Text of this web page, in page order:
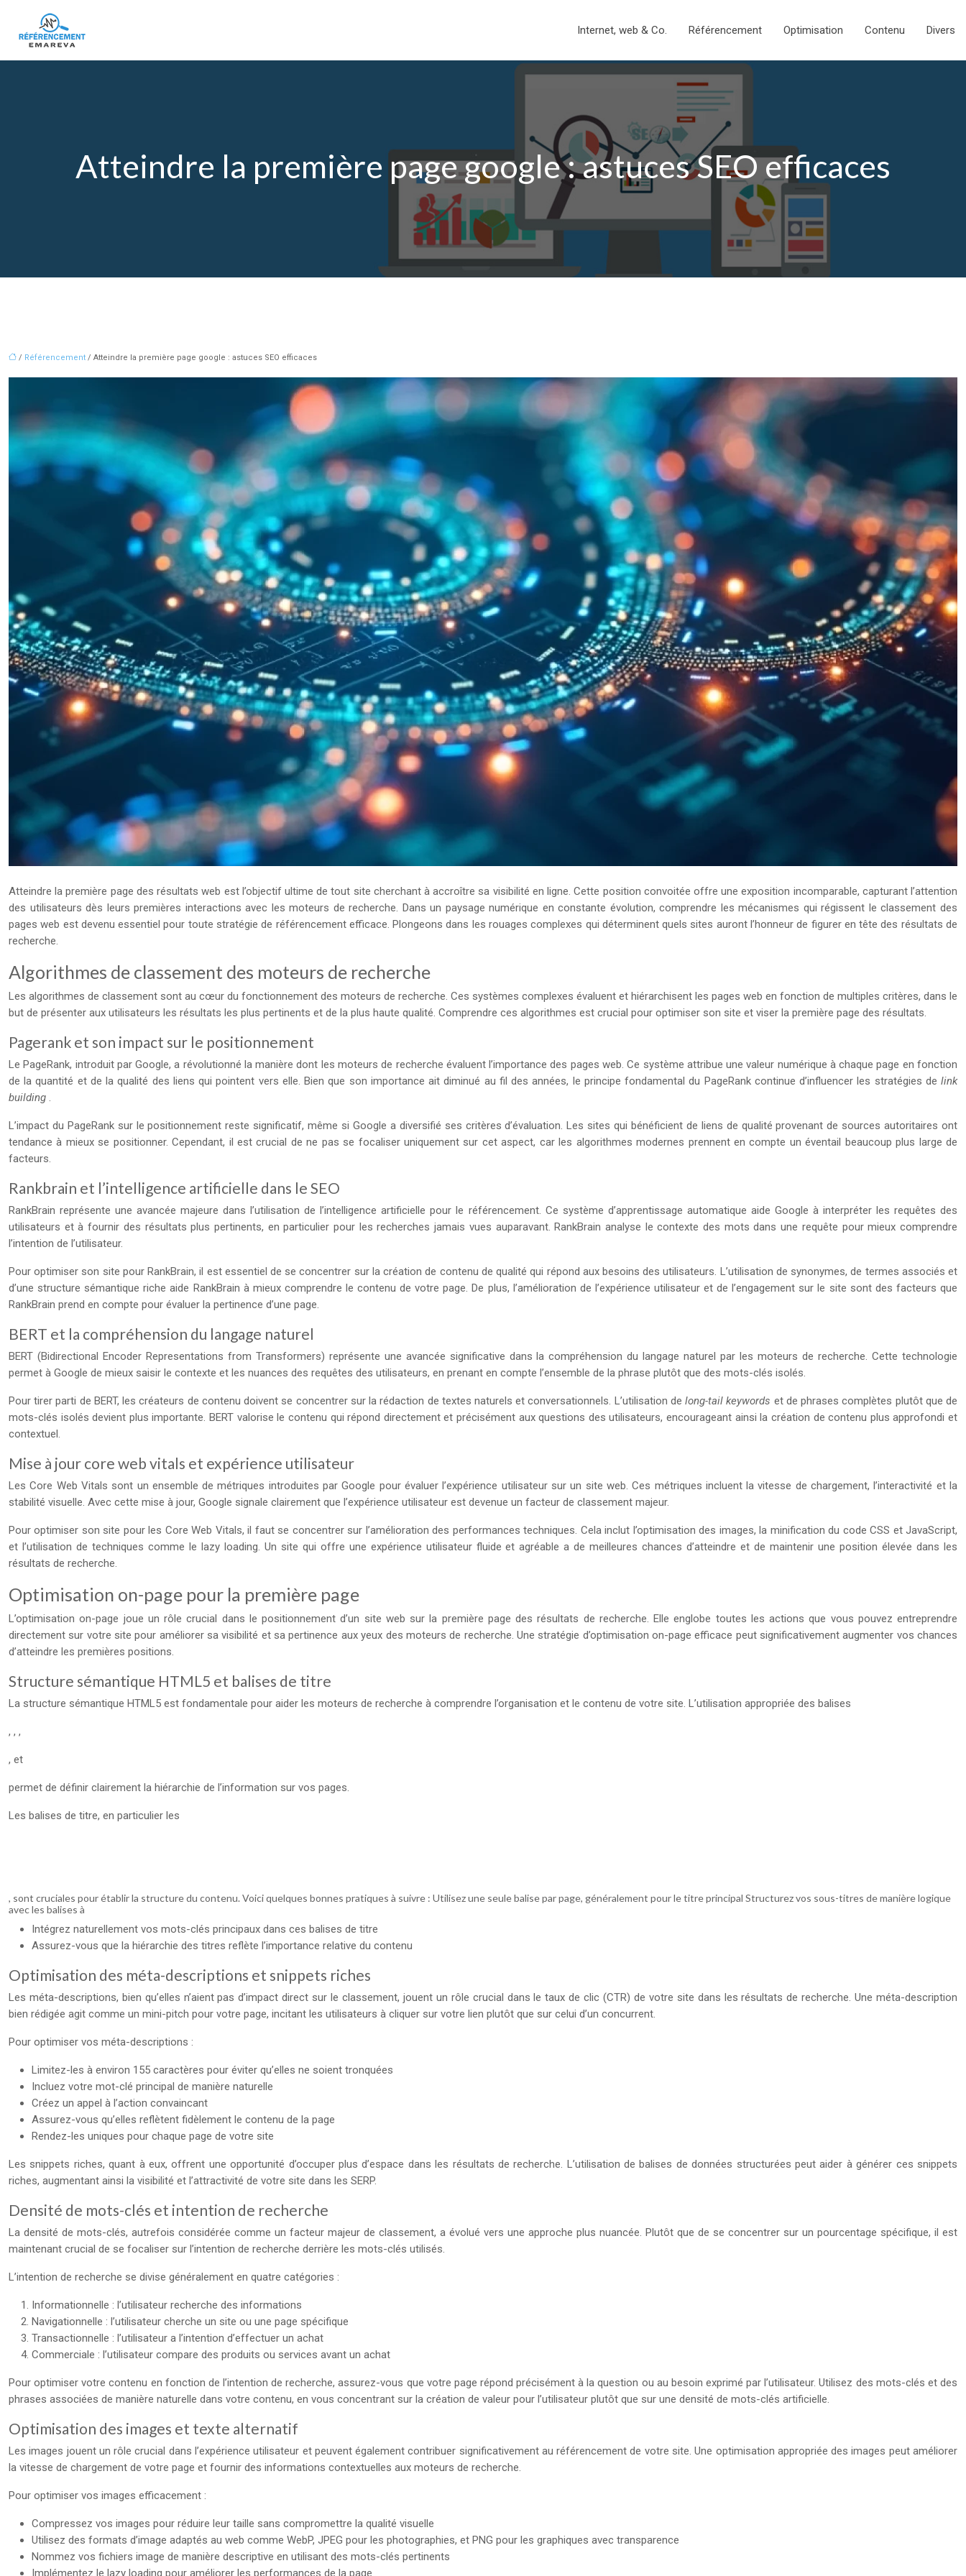
Internet, web & Co. Référencement Optimisation Contenu Divers
Atteindre la première page google : astuces SEO efficaces
/ Référencement / Atteindre la première page google : astuces SEO efficaces
Atteindre la première page des résultats web est l’objectif ultime de tout site cherchant à accroître sa visibilité en ligne. Cette position convoitée offre une exposition incomparable, capturant l’attention
des utilisateurs dès leurs premières interactions avec les moteurs de recherche. Dans un paysage numérique en constante évolution, comprendre les mécanismes qui régissent le classement des
pages web est devenu essentiel pour toute stratégie de référencement efficace. Plongeons dans les rouages complexes qui déterminent quels sites auront l’honneur de figurer en tête des résultats de
recherche.
Algorithmes de classement des moteurs de recherche
Les algorithmes de classement sont au cœur du fonctionnement des moteurs de recherche. Ces systèmes complexes évaluent et hiérarchisent les pages web en fonction de multiples critères, dans le
but de présenter aux utilisateurs les résultats les plus pertinents et de la plus haute qualité. Comprendre ces algorithmes est crucial pour optimiser son site et viser la première page des résultats.
Pagerank et son impact sur le positionnement
Le PageRank, introduit par Google, a révolutionné la manière dont les moteurs de recherche évaluent l’importance des pages web. Ce système attribue une valeur numérique à chaque page en fonction
de la quantité et de la qualité des liens qui pointent vers elle. Bien que son importance ait diminué au fil des années, le principe fondamental du PageRank continue d’influencer les stratégies de link
building .
L’impact du PageRank sur le positionnement reste significatif, même si Google a diversifié ses critères d’évaluation. Les sites qui bénéficient de liens de qualité provenant de sources autoritaires ont
tendance à mieux se positionner. Cependant, il est crucial de ne pas se focaliser uniquement sur cet aspect, car les algorithmes modernes prennent en compte un éventail beaucoup plus large de
facteurs.
Rankbrain et l’intelligence artificielle dans le SEO
RankBrain représente une avancée majeure dans l’utilisation de l’intelligence artificielle pour le référencement. Ce système d’apprentissage automatique aide Google à interpréter les requêtes des
utilisateurs et à fournir des résultats plus pertinents, en particulier pour les recherches jamais vues auparavant. RankBrain analyse le contexte des mots dans une requête pour mieux comprendre
l’intention de l’utilisateur.
Pour optimiser son site pour RankBrain, il est essentiel de se concentrer sur la création de contenu de qualité qui répond aux besoins des utilisateurs. L’utilisation de synonymes, de termes associés et
d’une structure sémantique riche aide RankBrain à mieux comprendre le contenu de votre page. De plus, l’amélioration de l’expérience utilisateur et de l’engagement sur le site sont des facteurs que
RankBrain prend en compte pour évaluer la pertinence d’une page.
BERT et la compréhension du langage naturel
BERT (Bidirectional Encoder Representations from Transformers) représente une avancée significative dans la compréhension du langage naturel par les moteurs de recherche. Cette technologie
permet à Google de mieux saisir le contexte et les nuances des requêtes des utilisateurs, en prenant en compte l’ensemble de la phrase plutôt que des mots-clés isolés.
Pour tirer parti de BERT, les créateurs de contenu doivent se concentrer sur la rédaction de textes naturels et conversationnels. L’utilisation delong-tail keywords et de phrases complètes plutôt que de
mots-clés isolés devient plus importante. BERT valorise le contenu qui répond directement et précisément aux questions des utilisateurs, encourageant ainsi la création de contenu plus approfondi et
contextuel.
Mise à jour core web vitals et expérience utilisateur
Les Core Web Vitals sont un ensemble de métriques introduites par Google pour évaluer l’expérience utilisateur sur un site web. Ces métriques incluent la vitesse de chargement, l’interactivité et la
stabilité visuelle. Avec cette mise à jour, Google signale clairement que l’expérience utilisateur est devenue un facteur de classement majeur.
Pour optimiser son site pour les Core Web Vitals, il faut se concentrer sur l’amélioration des performances techniques. Cela inclut l’optimisation des images, la minification du code CSS et JavaScript,
et l’utilisation de techniques comme le lazy loading. Un site qui offre une expérience utilisateur fluide et agréable a de meilleures chances d’atteindre et de maintenir une position élevée dans les
résultats de recherche.
Optimisation on-page pour la première page
L’optimisation on-page joue un rôle crucial dans le positionnement d’un site web sur la première page des résultats de recherche. Elle englobe toutes les actions que vous pouvez entreprendre
directement sur votre site pour améliorer sa visibilité et sa pertinence aux yeux des moteurs de recherche. Une stratégie d’optimisation on-page efficace peut significativement augmenter vos chances
d’atteindre les premières positions.
Structure sémantique HTML5 et balises de titre
La structure sémantique HTML5 est fondamentale pour aider les moteurs de recherche à comprendre l’organisation et le contenu de votre site. L’utilisation appropriée des balises
, , ,
, et
permet de définir clairement la hiérarchie de l’information sur vos pages.
Les balises de titre, en particulier les
, sont cruciales pour établir la structure du contenu. Voici quelques bonnes pratiques à suivre : Utilisez une seule balise par page, généralement pour le titre principal Structurez vos sous-titres de manière logique
avec les balises à
Intégrez naturellement vos mots-clés principaux dans ces balises de titre
Assurez-vous que la hiérarchie des titres reflète l’importance relative du contenu
Optimisation des méta-descriptions et snippets riches
Les méta-descriptions, bien qu’elles n’aient pas d’impact direct sur le classement, jouent un rôle crucial dans le taux de clic (CTR) de votre site dans les résultats de recherche. Une méta-description
bien rédigée agit comme un mini-pitch pour votre page, incitant les utilisateurs à cliquer sur votre lien plutôt que sur celui d’un concurrent.
Pour optimiser vos méta-descriptions :
Limitez-les à environ 155 caractères pour éviter qu’elles ne soient tronquées
Incluez votre mot-clé principal de manière naturelle
Créez un appel à l’action convaincant
Assurez-vous qu’elles reflètent fidèlement le contenu de la page
Rendez-les uniques pour chaque page de votre site
Les snippets riches, quant à eux, offrent une opportunité d’occuper plus d’espace dans les résultats de recherche. L’utilisation de balises de données structurées peut aider à générer ces snippets
riches, augmentant ainsi la visibilité et l’attractivité de votre site dans les SERP.
Densité de mots-clés et intention de recherche
La densité de mots-clés, autrefois considérée comme un facteur majeur de classement, a évolué vers une approche plus nuancée. Plutôt que de se concentrer sur un pourcentage spécifique, il est
maintenant crucial de se focaliser sur l’intention de recherche derrière les mots-clés utilisés.
L’intention de recherche se divise généralement en quatre catégories :
Informationnelle : l’utilisateur recherche des informations
Navigationnelle : l’utilisateur cherche un site ou une page spécifique
Transactionnelle : l’utilisateur a l’intention d’effectuer un achat
Commerciale : l’utilisateur compare des produits ou services avant un achat
Pour optimiser votre contenu en fonction de l’intention de recherche, assurez-vous que votre page répond précisément à la question ou au besoin exprimé par l’utilisateur. Utilisez des mots-clés et des
phrases associées de manière naturelle dans votre contenu, en vous concentrant sur la création de valeur pour l’utilisateur plutôt que sur une densité de mots-clés artificielle.
Optimisation des images et texte alternatif
Les images jouent un rôle crucial dans l’expérience utilisateur et peuvent également contribuer significativement au référencement de votre site. Une optimisation appropriée des images peut améliorer
la vitesse de chargement de votre page et fournir des informations contextuelles aux moteurs de recherche.
Pour optimiser vos images efficacement :
Compressez vos images pour réduire leur taille sans compromettre la qualité visuelle
Utilisez des formats d’image adaptés au web comme WebP, JPEG pour les photographies, et PNG pour les graphiques avec transparence
Nommez vos fichiers image de manière descriptive en utilisant des mots-clés pertinents
Implémentez le lazy loading pour améliorer les performances de la page